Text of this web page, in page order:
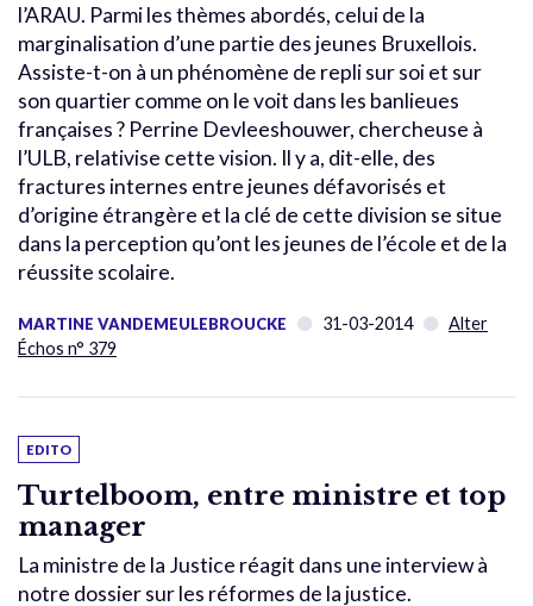
l’ARAU. Parmi les thèmes abordés, celui de la
marginalisation d’une partie des jeunes Bruxellois.
Assiste-t-on à un phénomène de repli sur soi et sur
son quartier comme on le voit dans les banlieues
françaises ? Perrine Devleeshouwer, chercheuse à
l’ULB, relativise cette vision. Il y a, dit-elle, des
fractures internes entre jeunes défavorisés et
d’origine étrangère et la clé de cette division se situe
dans la perception qu’ont les jeunes de l’école et de la
réussite scolaire.
MARTINE VANDEMEULEBROUCKE 31-03-2014
Alter
Échos n° 379
EDITO
Turtelboom, entre ministre et top
manager
La ministre de la Justice réagit dans une interview à
notre dossier sur les réformes de la justice.